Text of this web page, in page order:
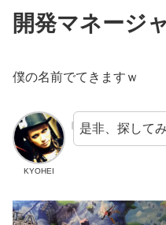
開発マネージ
僕の名前でてきますｗ
KYOHEI
是非、探して